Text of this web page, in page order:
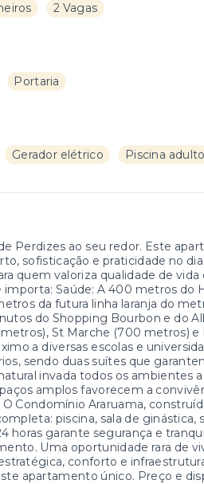
2 Vagas
Portaria
Gerador elétrico Piscina adulto
Perdizes ao seu redor. Este
sofisticação e praticidade no
quem valoriza qualidade de
importa: Saúde: A 400 metros do
da futura linha laranja do
do Shopping Bourbon e do
St Marche (700 metros)
a diversas escolas e
sendo duas suítes que
invada todos os ambientes
amplos favorecem a
Condomínio Araruama,
piscina, sala de ginástica,
horas garante segurança e
Uma oportunidade rara de
conforto e
apartamento único. Preço e